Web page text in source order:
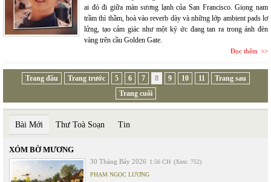
ai đó đi giữa màn sương lạnh của San Francisco. Giọng nam
trầm thì thầm, hoà vào reverb dày và những lớp ambient pads lơ
lửng, tạo cảm giác như một ký ức đang tan ra trong ánh đèn
vàng trên cầu Golden Gate.
Đọc thêm
Trang đầu Trang trước 5 6 7 8 9 10 11
Trang sau
Trang cuối
Bài Mới Thư Toà Soạn Tin
XÓM BỜ MƯƠNG
30 Tháng Bảy 2026 1:56 CH (Xem: 752)
PHẠM NGỌC LƯƠNG